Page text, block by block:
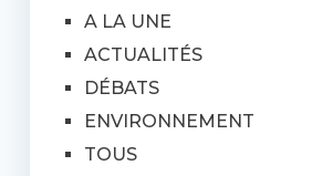
A LA UNE
ACTUALITÉS
DÉBATS
ENVIRONNEMENT
TOUS